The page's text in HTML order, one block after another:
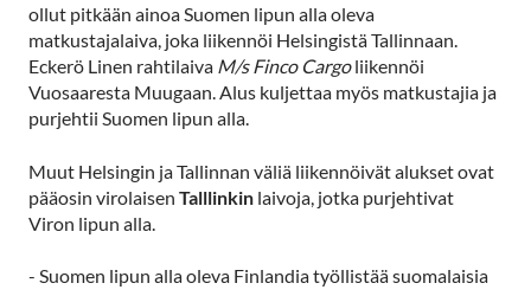
ollut pitkään ainoa Suomen lipun alla oleva
matkustajalaiva, joka liikennöi Helsingistä Tallinnaan.
Eckerö Linen rahtilaiva M/s Finco Cargoliikennöi
Vuosaaresta Muugaan. Alus kuljettaa myös matkustajia ja
purjehtii Suomen lipun alla.
Muut Helsingin ja Tallinnan väliä liikennöivät alukset ovat
pääosin virolaisen Talllinkin laivoja, jotka purjehtivat
Viron lipun alla.
- Suomen lipun alla oleva Finlandia työllistää suomalaisia